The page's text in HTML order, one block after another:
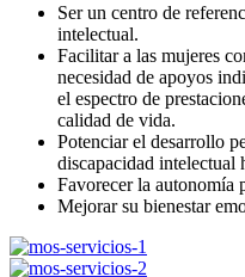
Ser un centro de
intelectual.
Facilitar a las mujeres
necesidad de apoyos
el espectro de
calidad de vida.
Potenciar el desarrollo
discapacidad intelectual
Favorecer la autonomía
Mejorar su bienestar